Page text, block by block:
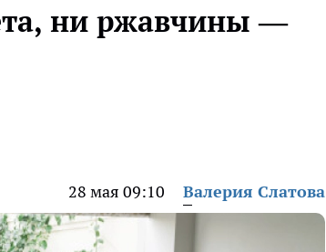
ни ржавчины —
28 мая 09:10 Валерия Слатова